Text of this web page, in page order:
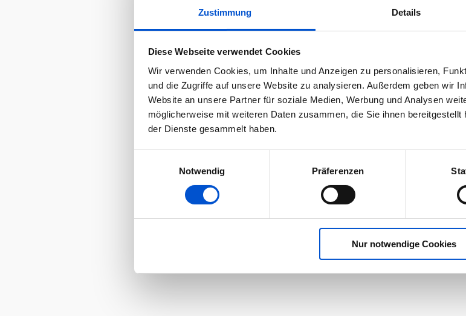
Zustimmung Details
Diese Webseite verwendet Cookies
Wir verwenden Cookies, um Inhalte und Anzeigen zu personalisieren,
und die Zugriffe auf unsere Website zu analysieren. Außerdem geben wir
Website an unsere Partner für soziale Medien, Werbung und Analysen
möglicherweise mit weiteren Daten zusammen, die Sie ihnen
der Dienste gesammelt haben.
Notwendig
Präferenzen
Nur notwendige Cookies